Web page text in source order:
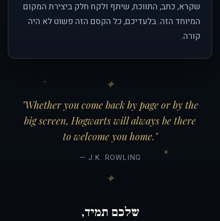
שקרא, כתב, התווכח, שיתף ולקח חלק ביצירת המקום
המיוחד הזה. בלעדיכם, כל הקסם הזה פשוט לא היה
קורה.
"Whether you come back by page or by the
big screen, Hogwarts will always be there
to welcome you home."
— J.K. ROWLING
שלכם תמיד,